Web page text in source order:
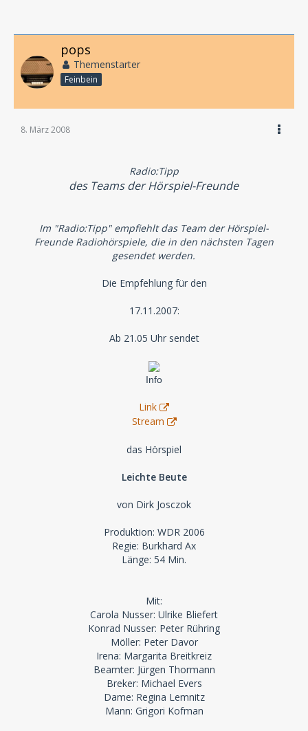
pops
Themenstarter
Feinbein
8. März 2008
Radio:Tipp
des Teams der Hörspiel-Freunde
Im "Radio:Tipp" empfiehlt das Team der Hörspiel-
Freunde Radiohörspiele, die in den nächsten Tagen
gesendet werden.
Die Empfehlung für den
17.11.2007:
Ab 21.05 Uhr sendet
Info
Link
Stream
das Hörspiel
Leichte Beute
von Dirk Josczok
Produktion: WDR 2006
Regie: Burkhard Ax
Länge: 54 Min.
Mit:
Carola Nusser: Ulrike Bliefert
Konrad Nusser: Peter Rühring
Möller: Peter Davor
Irena: Margarita Breitkreiz
Beamter: Jürgen Thormann
Breker: Michael Evers
Dame: Regina Lemnitz
Mann: Grigori Kofman